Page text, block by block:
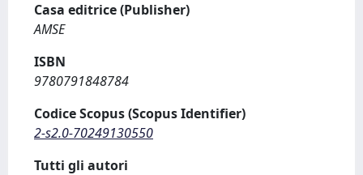
Casa editrice (Publisher)
AMSE
ISBN
9780791848784
Codice Scopus (Scopus Identifier)
2-s2.0-70249130550
Tutti gli autori